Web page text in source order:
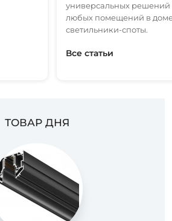
универсальных решений
любых помещений в
светильники-споты.
Все статьи
ТОВАР ДНЯ